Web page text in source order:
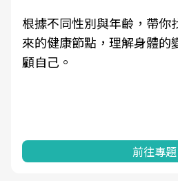
根據不同性別與年齡，帶你
來的健康節點，理解身體的
顧自己。
前往專題